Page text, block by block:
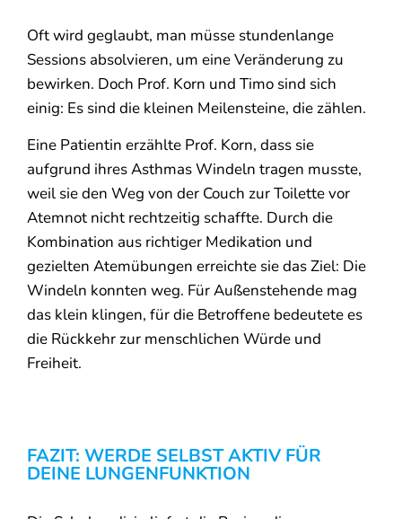
Oft wird geglaubt, man müsse stundenlange
Sessions absolvieren, um eine Veränderung zu
bewirken. Doch Prof. Korn und Timo sind sich
einig: Es sind die kleinen Meilensteine, die zählen.
Eine Patientin erzählte Prof. Korn, dass sie
aufgrund ihres Asthmas Windeln tragen musste,
weil sie den Weg von der Couch zur Toilette vor
Atemnot nicht rechtzeitig schaffte. Durch die
Kombination aus richtiger Medikation und
gezielten Atemübungen erreichte sie das Ziel: Die
Windeln konnten weg. Für Außenstehende mag
das klein klingen, für die Betroffene bedeutete es
die Rückkehr zur menschlichen Würde und
Freiheit.
FAZIT: WERDE SELBST AKTIV FÜR
DEINE LUNGENFUNKTION